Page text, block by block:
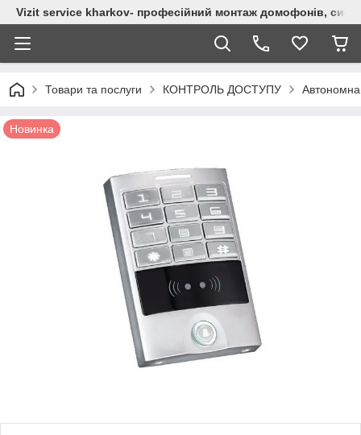
Vizit service kharkov- професійний монтаж домофонів,
Товари та послуги КОНТРОЛЬ ДОСТУПУ Автономна
Новинка